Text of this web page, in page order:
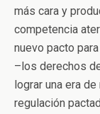
más cara y
competencia
nuevo pacto
–los derechos
lograr una era
regulación